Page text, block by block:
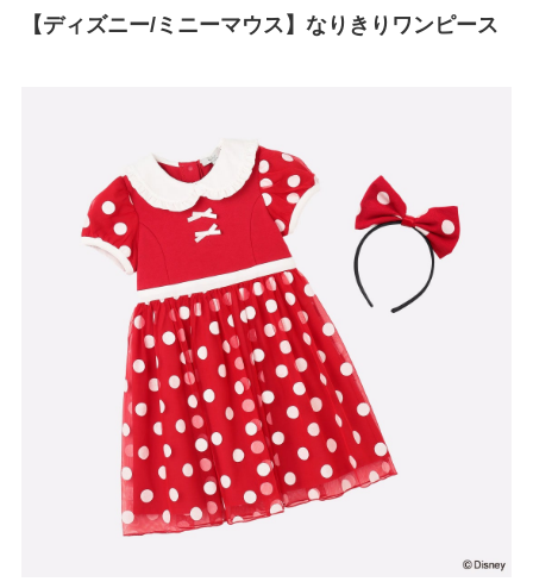
【ディズニー/ミニーマウス】なりきりワンピース